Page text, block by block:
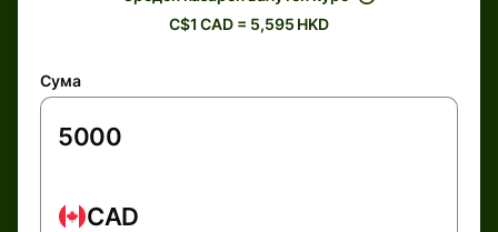
C$1 CAD = 5,595 HKD
Сума
CAD